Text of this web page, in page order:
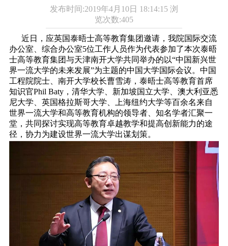
发布时间:2019年4月10日 18:14:15 浏
览次数:405
近日，应英国泰晤士高等教育集团邀请，我院国际交流
办公室、综合办公室5位工作人员作为代表参加了本次泰晤
士高等教育集团与天津南开大学共同举办的以“中国新兴世
界一流大学的未来发展”为主题的中国大学国际会议。中国
工程院院士、南开大学校长曹雪涛，泰晤士高等教育首席
知识官Phil Baty，清华大学、新加坡国立大学、澳大利亚悉
尼大学、英国格拉斯哥大学、上海纽约大学等百余名来自
世界一流大学和高等教育机构的领导者、知名学者汇聚一
堂，共同探讨实现高等教育卓越教学和提高创新能力的途
径，协力为建设世界一流大学出谋划策。